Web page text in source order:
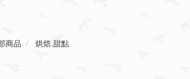
商品 烘焙.甜點